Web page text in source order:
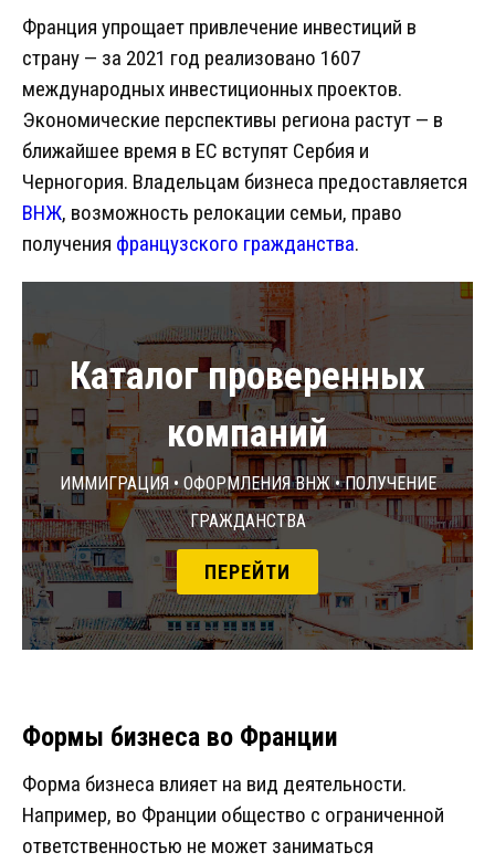
Франция упрощает привлечение инвестиций в
страну — за 2021 год реализовано 1607
международных инвестиционных проектов.
Экономические перспективы региона растут — в
ближайшее время в ЕС вступят Сербия и
Черногория. Владельцам бизнеса предоставляется
ВНЖ, возможность релокации семьи, право
получения французского гражданства.
Каталог проверенных
компаний
Иммиграция • Оформления ВНЖ • Получение
гражданства
ПЕРЕЙТИ
Формы бизнеса во Франции
Форма бизнеса влияет на вид деятельности.
Например, во Франции общество с ограниченной
ответственностью не может заниматься